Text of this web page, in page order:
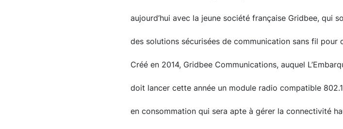
aujourd’hui avec la jeune société française Gridbee, qui
des solutions sécurisées de communication sans fil
Créé en 2014, Gridbee Communications, auquel
doit lancer cette année un module radio compatible
en consommation qui sera apte à gérer la connectivité